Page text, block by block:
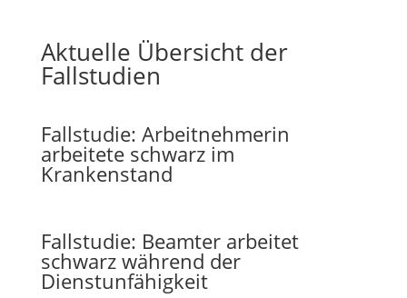
Aktuelle Übersicht der
Fallstudien
Fallstudie: Arbeitnehmerin
arbeitete schwarz im
Krankenstand
Fallstudie: Beamter arbeitet
schwarz während der
Dienstunfähigkeit